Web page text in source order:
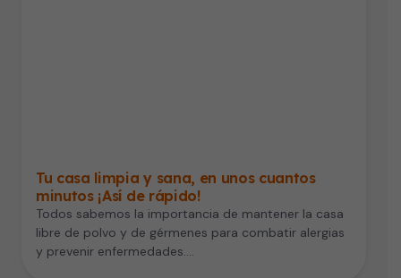
Tu casa limpia y sana, en unos cuantos
minutos ¡Así de rápido!
Todos sabemos la importancia de mantener la casa
libre de polvo y de gérmenes para combatir alergias
y prevenir enfermedades.…